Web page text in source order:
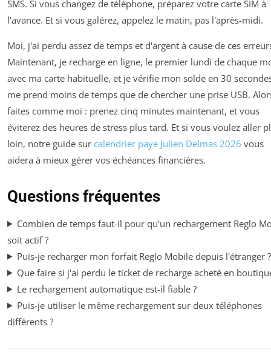
SMS. Si vous changez de téléphone, préparez votre carte SIM à
l'avance. Et si vous galérez, appelez le matin, pas l'après-midi.
Moi, j'ai perdu assez de temps et d'argent à cause de ces
Maintenant, je recharge en ligne, le premier lundi de chaque
avec ma carte habituelle, et je vérifie mon solde en 30
me prend moins de temps que de chercher une prise USB.
faites comme moi : prenez cinq minutes maintenant, et vous
éviterez des heures de stress plus tard. Et si vous voulez aller
loin, notre guide sur calendrier paye Julien Delmas 2026 vous
aidera à mieux gérer vos échéances financières.
Questions fréquentes
Combien de temps faut-il pour qu'un rechargement Reglo
soit actif ?
Puis-je recharger mon forfait Reglo Mobile depuis l'étranger ?
Que faire si j'ai perdu le ticket de recharge acheté en
Le rechargement automatique est-il fiable ?
Puis-je utiliser le même rechargement sur deux téléphones
différents ?